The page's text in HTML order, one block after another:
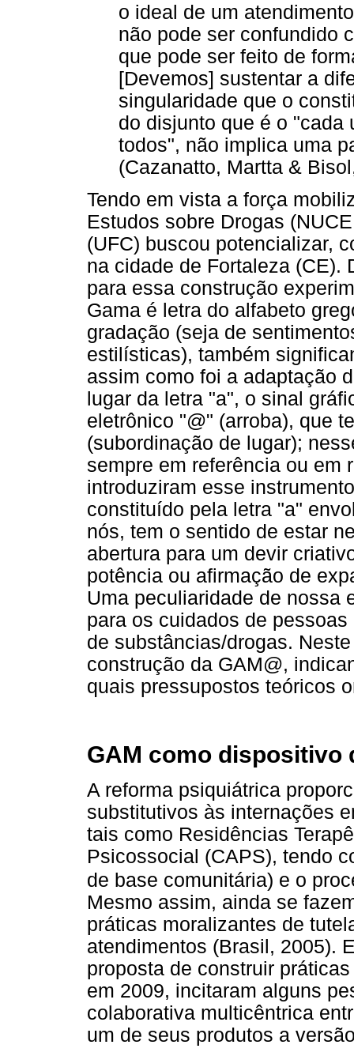
o ideal de um
não pode ser confundido
que pode ser feito de
[Devemos] sustentar a
singularidade que o
do disjunto que é o "cada
todos", não implica uma
(Cazanatto, Martta &
Tendo em vista a força
Estudos sobre Drogas
(UFC) buscou potencializar,
na cidade de Fortaleza (CE).
para essa construção
Gama é letra do alfabeto
gradação (seja de
estilísticas), também
assim como foi a adaptação
lugar da letra "a", o sinal
eletrônico "@" (arroba), que
(subordinação de lugar);
sempre em referência ou em
introduziram esse
constituído pela letra "a"
nós, tem o sentido de estar
abertura para um devir
potência ou afirmação de
Uma peculiaridade de nossa
para os cuidados de
de substâncias/drogas.
construção da GAM@,
quais pressupostos teóricos
GAM como dispositivo
A reforma psiquiátrica
substitutivos às internações
tais como Residências
Psicossocial (CAPS), tendo
de base comunitária) e o
Mesmo assim, ainda se
práticas moralizantes de
atendimentos (Brasil, 2005).
proposta de construir
em 2009, incitaram alguns
colaborativa multicêntrica
um de seus produtos a